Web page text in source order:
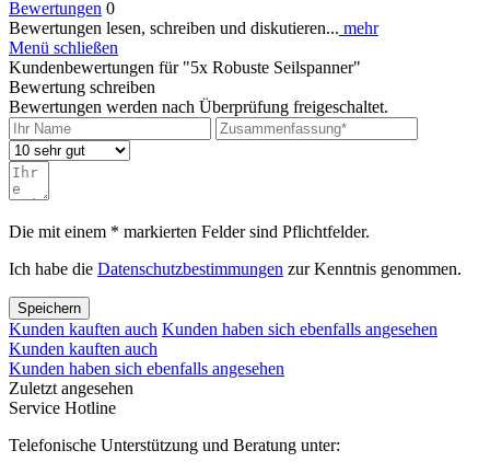
Bewertungen 0
Bewertungen lesen, schreiben und diskutieren... mehr
Menü schließen
Kundenbewertungen für "5x Robuste Seilspanner"
Bewertung schreiben
Bewertungen werden nach Überprüfung freigeschaltet.
Die mit einem * markierten Felder sind Pflichtfelder.
Ich habe die Datenschutzbestimmungen zur Kenntnis genommen.
Speichern
Kunden kauften auch Kunden haben sich ebenfalls angesehen
Kunden kauften auch
Kunden haben sich ebenfalls angesehen
Zuletzt angesehen
Service Hotline
Telefonische Unterstützung und Beratung unter: